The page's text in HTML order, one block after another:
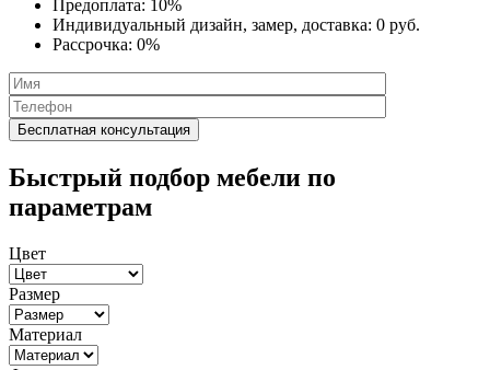
Предоплата: 10%
Индивидуальный дизайн, замер, доставка: 0 руб.
Рассрочка: 0%
Быстрый подбор мебели по
параметрам
Цвет
Размер
Материал